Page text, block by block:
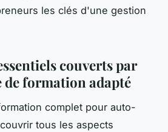
les clés d'une gestion
couverts par
formation adapté
complet pour auto-
tous les aspects